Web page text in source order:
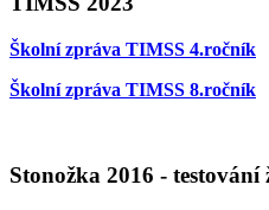
Školní zpráva TIMSS 4.ročník
Školní zpráva TIMSS 8.ročník
Stonožka 2016 -